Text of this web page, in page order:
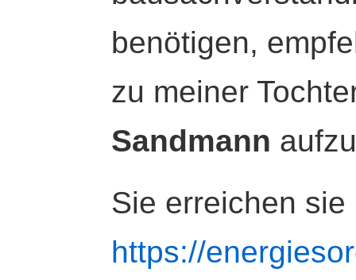
benötigen,
zu meiner
Sandmann
Sie erreichen sie
https://